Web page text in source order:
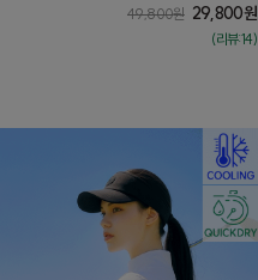
49,800원 29,800원
(리뷰:14)